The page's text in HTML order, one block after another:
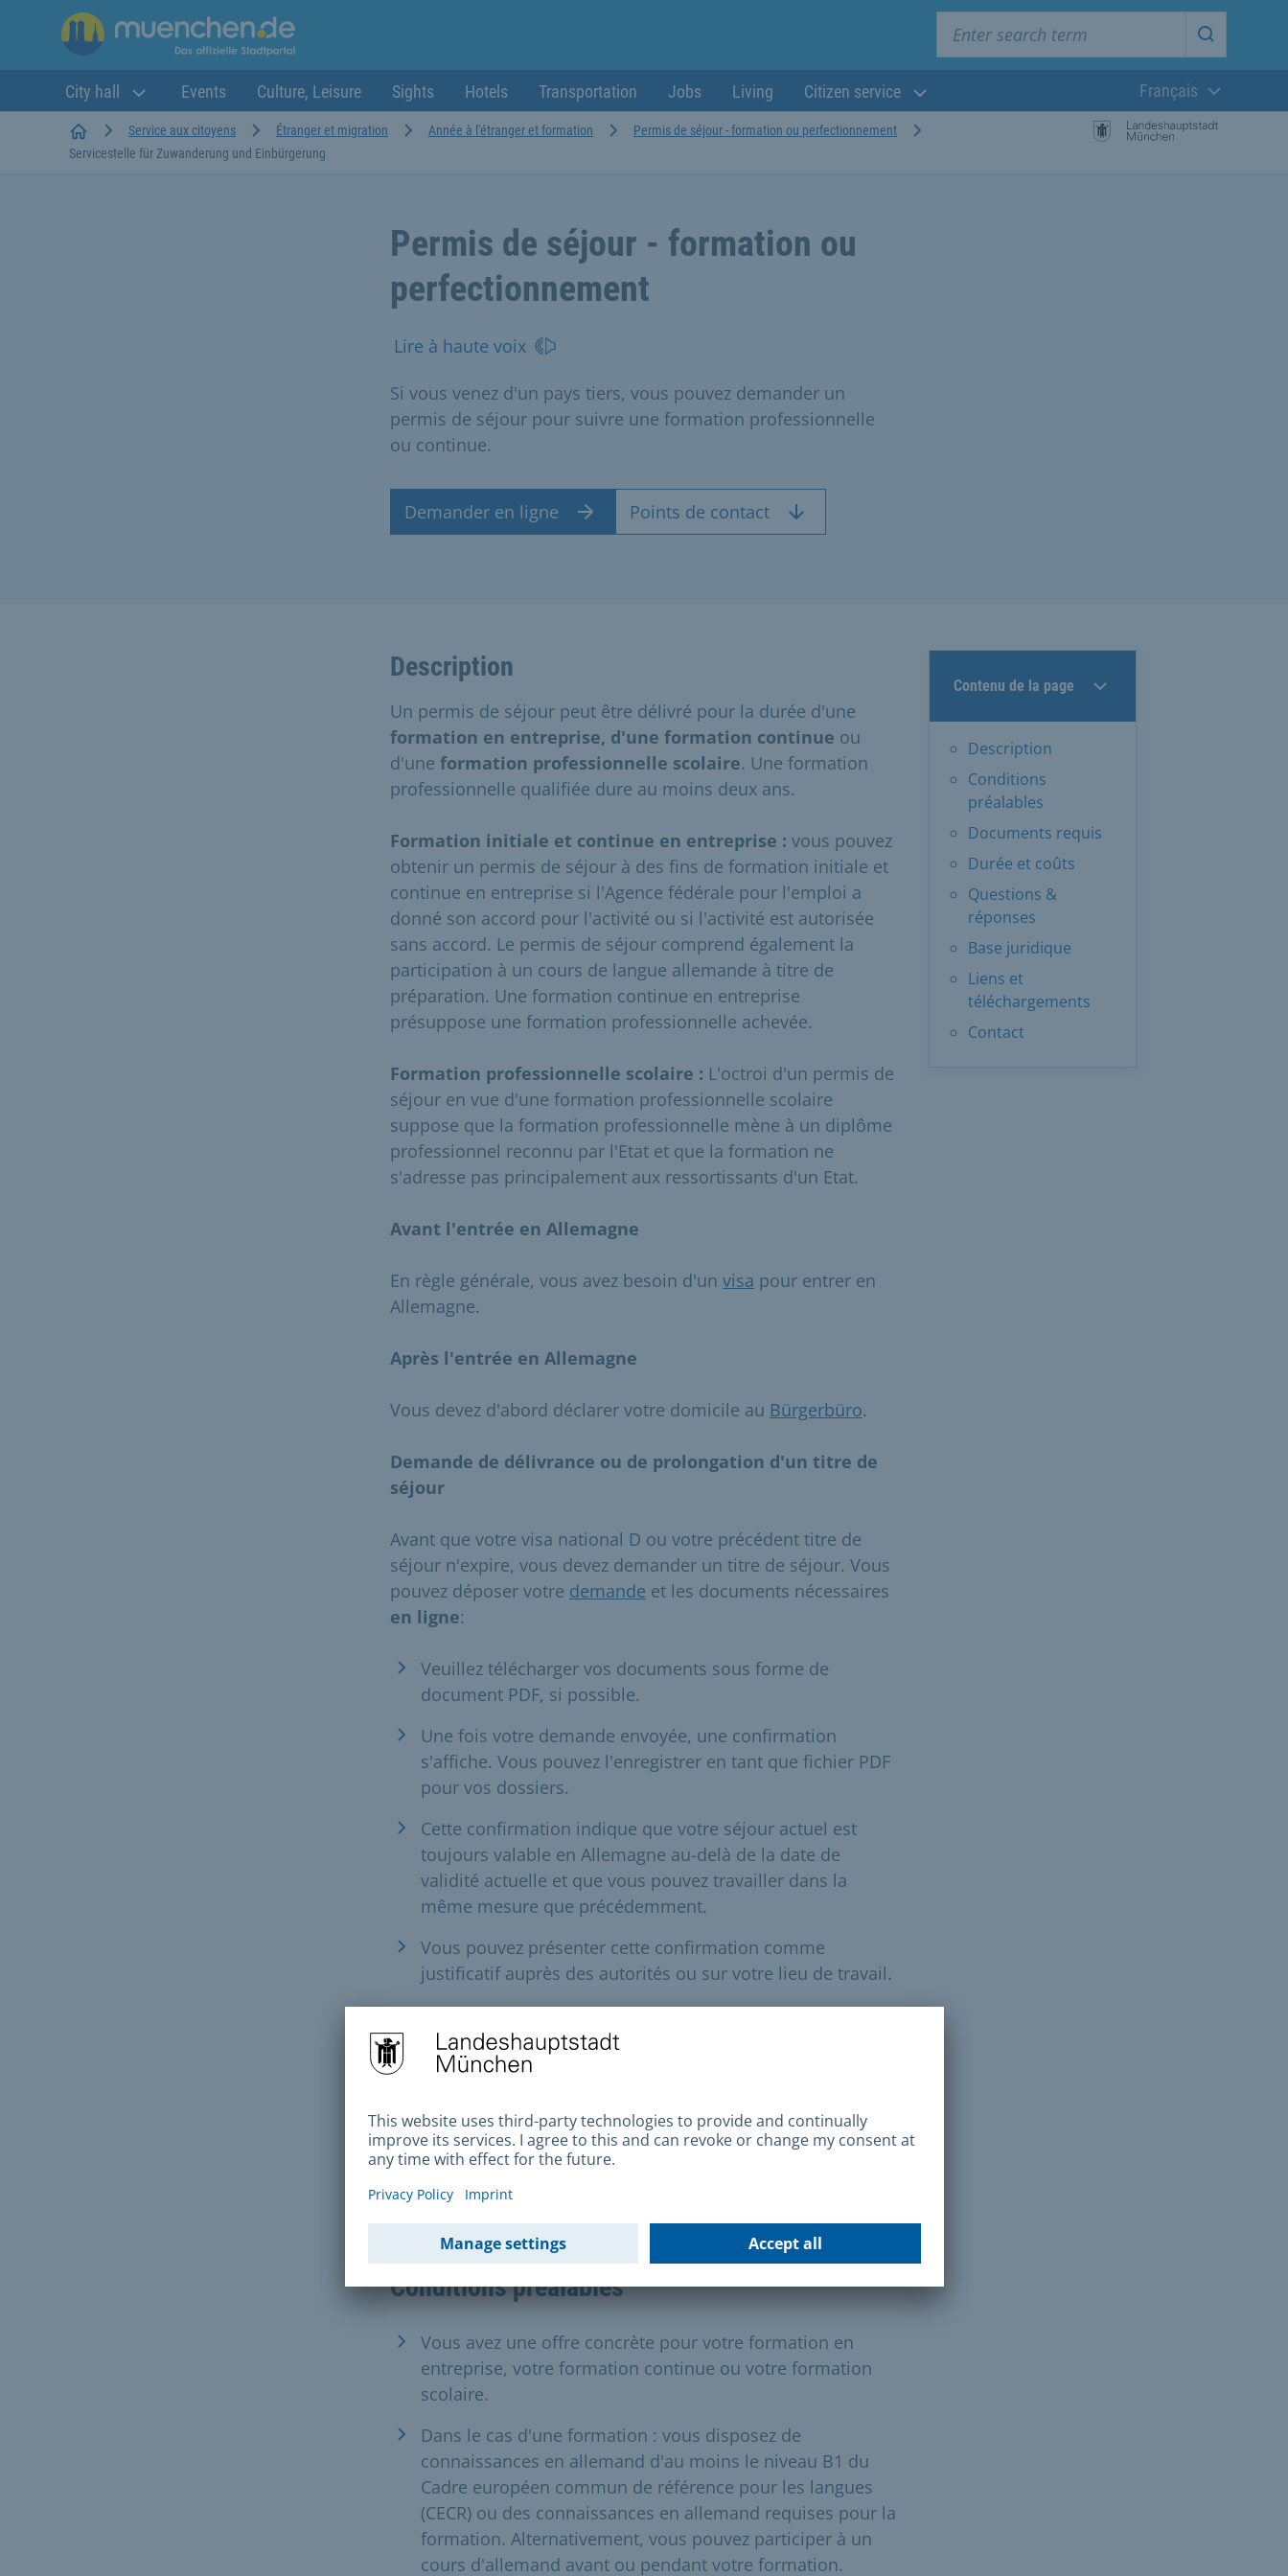
Start
City hall Events Culture, Leisure Sights Hotels Transportation Jobs Living Citizen service
Langue
Français
StartseiteService aux citoyens Étranger et migration Année à l'étranger et formation
Permis de séjour - formation ou perfectionnement
Servicestelle für Zuwanderung und Einbürgerung
Permis de séjour - formation ou
perfectionnement
Lire à haute voix
Si vous venez d'un pays tiers, vous pouvez demander un
permis de séjour pour suivre une formation professionnelle
ou continue.
Demander en ligne Points de contact
Contenu de la page
Description
Conditions
préalables
Documents requis
Durée et coûts
Questions &
réponses
Base juridique
Liens et
téléchargements
Contact
Description
Un permis de séjour peut être délivré pour la durée d'une
formation en entreprise, d'une formation continue ou
d'une formation professionnelle scolaire. Une formation
professionnelle qualifiée dure au moins deux ans.
Formation initiale et continue en entreprise : vous pouvez
obtenir un permis de séjour à des fins de formation initiale et
continue en entreprise si l'Agence fédérale pour l'emploi a
donné son accord pour l'activité ou si l'activité est autorisée
sans accord. Le permis de séjour comprend également la
participation à un cours de langue allemande à titre de
préparation. Une formation continue en entreprise
présuppose une formation professionnelle achevée.
Formation professionnelle scolaire : L'octroi d'un permis de
séjour en vue d'une formation professionnelle scolaire
suppose que la formation professionnelle mène à un diplôme
professionnel reconnu par l'Etat et que la formation ne
s'adresse pas principalement aux ressortissants d'un Etat.
Avant l'entrée en Allemagne
En règle générale, vous avez besoin d'un visa pour entrer en
Allemagne.
Après l'entrée en Allemagne
Vous devez d'abord déclarer votre domicile au Bürgerbüro.
Demande de délivrance ou de prolongation d'un titre de
séjour
Avant que votre visa national D ou votre précédent titre de
séjour n'expire, vous devez demander un titre de séjour. Vous
pouvez déposer votre demande et les documents nécessaires
en ligne:
Veuillez télécharger vos documents sous forme de
document PDF, si possible.
Une fois votre demande envoyée, une confirmation
s'affiche. Vous pouvez l'enregistrer en tant que fichier PDF
pour vos dossiers.
Cette confirmation indique que votre séjour actuel est
toujours valable en Allemagne au-delà de la date de
validité actuelle et que vous pouvez travailler dans la
même mesure que précédemment.
Vous pouvez présenter cette confirmation comme
justificatif auprès des autorités ou sur votre lieu de travail.
Une fois votre demande examinée, vous recevrez un
rendez-vous.
Le permis de séjour pour formation initiale ou continue est
délivré pour la durée de la formation concernée ainsi que
pour six mois supplémentaires.
Conditions préalables
Vous avez une offre concrète pour votre formation en
entreprise, votre formation continue ou votre formation
scolaire.
Dans le cas d'une formation : vous disposez de
connaissances en allemand d'au moins le niveau B1 du
Cadre européen commun de référence pour les langues
(CECR) ou des connaissances en allemand requises pour la
formation. Alternativement, vous pouvez participer à un
cours d'allemand avant ou pendant votre formation.